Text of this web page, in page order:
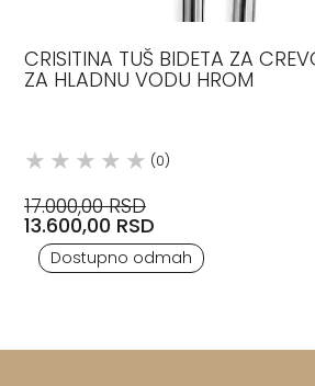
CRISITINA TUŠ BIDETA ZA
ZA HLADNU VODU HROM
(0)
17.000,00 RSD
13.600,00 RSD
Dostupno odmah